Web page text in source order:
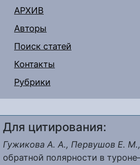
АРХИВ
Авторы
Поиск статей
Контакты
Рубрики
Для цитирования:
Гужикова А. А., Первушов Е.
обратной полярности в